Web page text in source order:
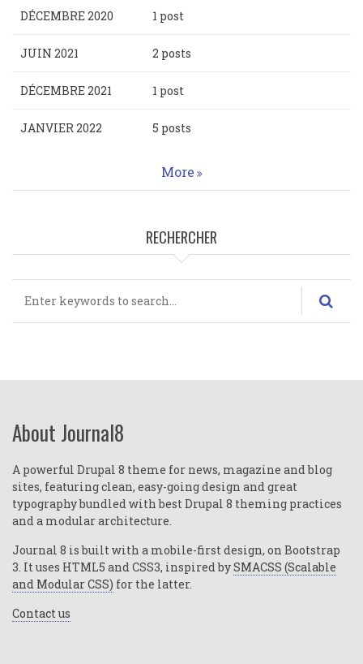
DÉCEMBRE 2020 1 post
JUIN 2021 2 posts
DÉCEMBRE 2021 1 post
JANVIER 2022 5 posts
More
RECHERCHER
About Journal8
A powerful Drupal 8 theme for news, magazine and blog
sites, featuring clean, easy-going design and great
typography bundled with best Drupal 8 theming practices
and a modular architecture.
Journal 8 is built with a mobile-first design, on Bootstrap
3. It uses HTML5 and CSS3, inspired bySMACSS (Scalable
and Modular CSS) for the latter.
Contact us